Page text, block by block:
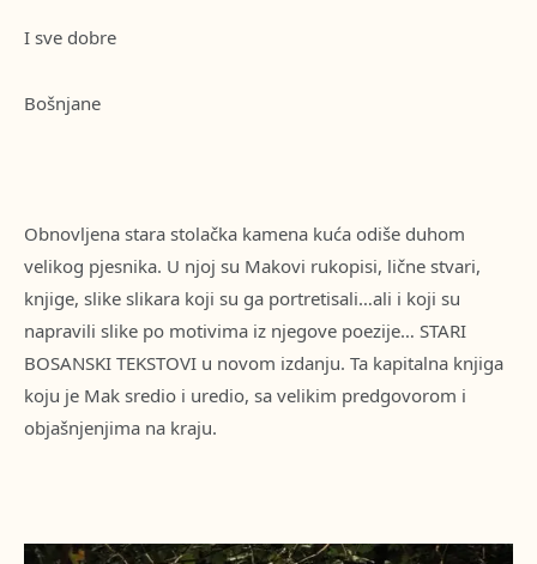
I sve dobre
Bošnjane
Obnovljena stara stolačka kamena kuća odiše duhom
velikog pjesnika. U njoj su Makovi rukopisi, lične stvari,
knjige, slike slikara koji su ga portretisali…ali i koji su
napravili slike po motivima iz njegove poezije… STARI
BOSANSKI TEKSTOVI u novom izdanju. Ta kapitalna knjiga
koju je Mak sredio i uredio, sa velikim predgovorom i
objašnjenjima na kraju.